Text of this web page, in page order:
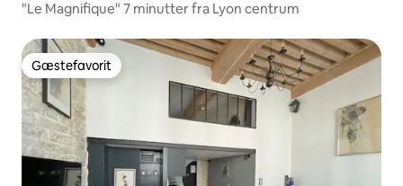
"Le Magnifique" 7 minutter fra Lyon centrum
Gæstefavorit
Gæstefavorit